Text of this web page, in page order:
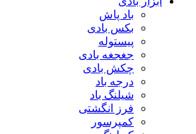
باد پاش
بکس بادی
پیستوله
جغجغه بادی
چکش بادی
درجه باد
شیلنگ باد
فرز انگشتی
کمپرسور